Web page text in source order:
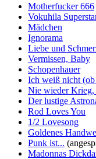
Motherfucker 666
Vokuhila
Mädchen
Ignorama
Liebe und
Vermissen, Baby
Schopenhauer
Ich weiß nicht
Nie wieder Krieg,
Der lustige
Rod Loves You
1/2 Lovesong
Goldenes
Punk ist...
Madonnas